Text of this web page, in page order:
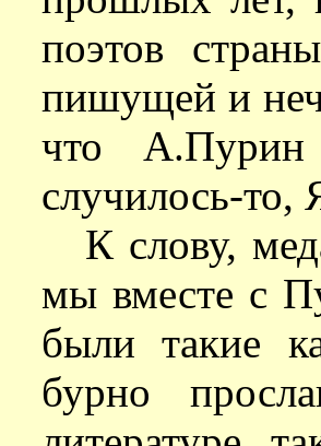
поэтов
пишущей и
что А.Пурин
случилось-то,
К слову,
мы вместе с
были такие
бурно